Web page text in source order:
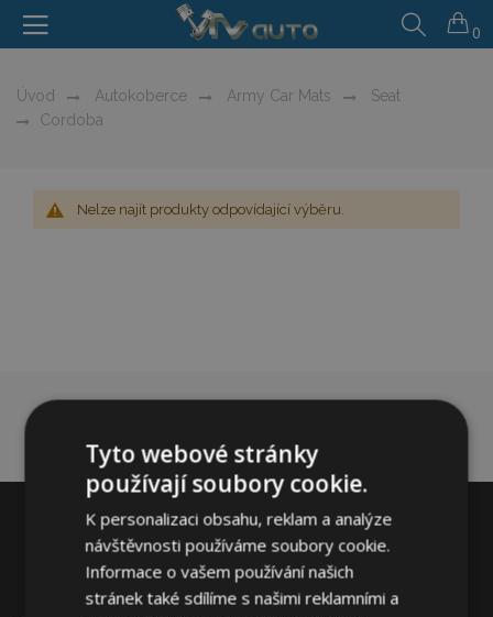
0
Úvod Autokoberce Army Car Mats
Seat
Cordoba
Nelze najít produkty odpovídající výběru.
Tyto webové stránky
používají soubory cookie.
K personalizaci obsahu, reklam a analýze
návštěvnosti používáme soubory cookie.
Informace o vašem používání našich
stránek také sdílíme s našimi reklamními a